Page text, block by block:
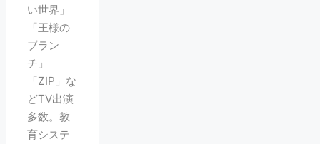
い世界」
「王様の
ブラン
チ」
「ZIP」な
どTV出演
多数。教
育システ